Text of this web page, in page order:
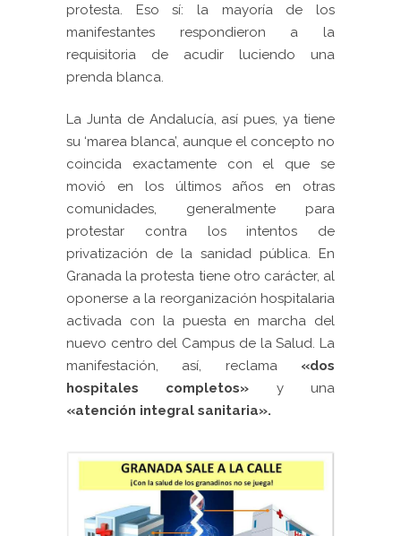
protesta. Eso sí: la mayoría de los
manifestantes respondieron a la
requisitoria de acudir luciendo una
prenda blanca.
La Junta de Andalucía, así pues, ya tiene
su ‘marea blanca’, aunque el concepto no
coincida exactamente con el que se
movió en los últimos años en otras
comunidades, generalmente para
protestar contra los intentos de
privatización de la sanidad pública. En
Granada la protesta tiene otro carácter, al
oponerse a la reorganización hospitalaria
activada con la puesta en marcha del
nuevo centro del Campus de la Salud. La
manifestación, así, reclama «dos
hospitales completos» y una
«atención integral sanitaria».